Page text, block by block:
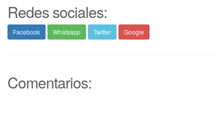
Redes sociales:
Facebook Whatsapp Twitter Google
Comentarios: